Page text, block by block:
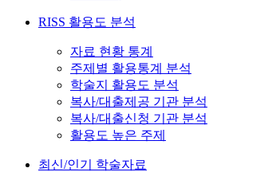
RISS 활용도 분석
자료 현황 통계
주제별 활용통계 분석
학술지 활용도 분석
복사/대출제공 기관 분석
복사/대출신청 기관 분석
활용도 높은 주제
최신/인기 학술자료